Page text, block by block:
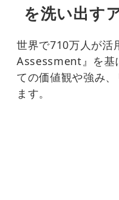
を洗い出す
世界で710万人が活
Assessment』を基
ての価値観や強み
ます。